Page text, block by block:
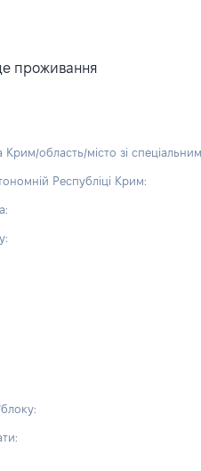
проживання
область/місто зі
Республіці Крим: